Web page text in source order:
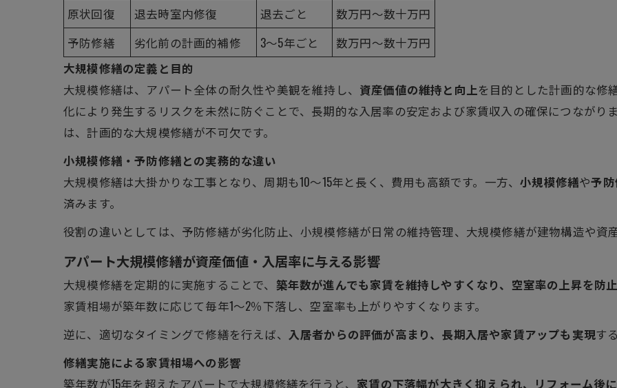
原状回復
退去時室内修復 退去ごと
数万円～数十万円
予防修繕
劣化前の計画的補修 3～5年ごと
数万円～数十万円
大規模修繕の定義と目的
大規模修繕は、アパート全体の耐久性や美観を維持し、 資産価値の維持と向上を目的とした計画的な修
化により発生するリスクを未然に防ぐことで、長期的な入居率の安定および家賃収入の確保につながり
は、計画的な大規模修繕が不可欠です。
小規模修繕・予防修繕との実務的な違い
大規模修繕は大掛かりな工事となり、周期も10～15年と長く、費用も高額です。一方、小規模修繕や予
済みます。
役割の違いとしては、予防修繕が劣化防止、小規模修繕が日常の維持管理、大規模修繕が建物構造や資
アパート大規模修繕が資産価値・入居率に与える影響
大規模修繕を定期的に実施することで、 築年数が進んでも家賃を維持しやすくなり、空室率の上昇を防
家賃相場が築年数に応じて毎年1～2％下落し、空室率も上がりやすくなります。
逆に、適切なタイミングで修繕を行えば、 入居者からの評価が高まり、長期入居や家賃アップも実現す
修繕実施による家賃相場への影響
築年数が15年を超えたアパートで大規模修繕を行うと、 家賃の下落幅が大きく抑えられ、リフォーム後